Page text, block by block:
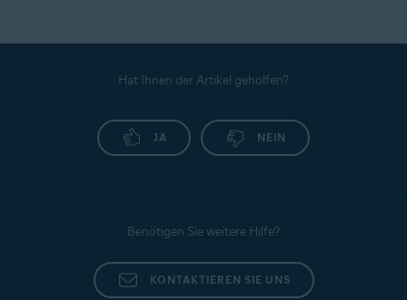
Hat Ihnen der Artikel geholfen?
JA NEIN
Benötigen Sie weitere Hilfe?
KONTAKTIEREN SIE UNS